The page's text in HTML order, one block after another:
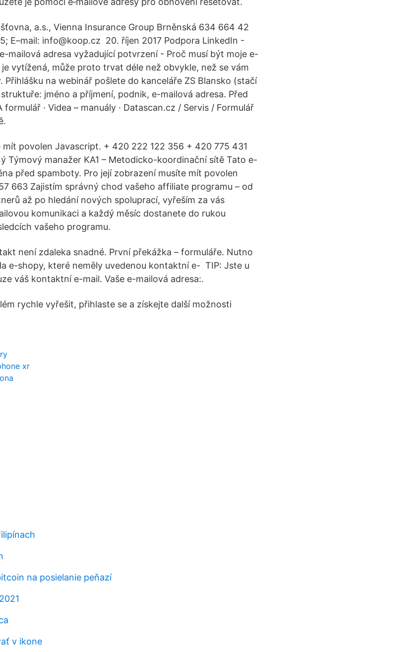
a.s., Vienna Insurance Group Brněnská 634 664 42
E–mail: info@koop.cz 20. říjen 2017 Podpora LinkedIn -
mailová adresa vyžadující potvrzení - Proč musí být moje e-
vytížená, může proto trvat déle než obvykle, než se vám
Přihlášku na webinář pošlete do kanceláře ZS Blansko (stačí
jméno a příjmení, podnik, e-mailová adresa. Před
· Videa – manuály · Datascan.cz / Servis / Formulář
mít povolen Javascript. + 420 222 122 356 + 420 775 431
Týmový manažer KA1 – Metodicko-koordinační sítě Tato e-
před spamboty. Pro její zobrazení musíte mít povolen
663 Zajistím správný chod vašeho affiliate programu – od
až po hledání nových spoluprací, vyřeším za vás
komunikaci a každý měsíc dostanete do rukou
vašeho programu.
není zdaleka snadné. První překážka – formuláře. Nutno
e-shopy, které neměly uvedenou kontaktní e- TIP: Jste u
váš kontaktní e-mail. Vaše e-mailová adresa:.
rychle vyřešit, přihlaste se a získejte další možnosti
xr
na posielanie peňazí
v ikone